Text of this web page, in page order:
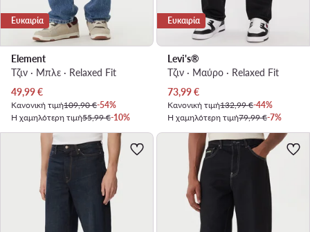
Ευκαιρία
Element
Τζιν · Μπλε · Relaxed Fit
Τρέχουσα τιμή
49,99€
Κανονική τιμή109,90 €-54%
Η χαμηλότερη τιμή55,99 €-10%
Ευκαιρία
Levi's®
Τζιν · Μαύρο · Relaxed Fit
Τρέχουσα τιμή
73,99€
Κανονική τιμή132,99 €-44%
Η χαμηλότερη τιμή79,99 €-7%